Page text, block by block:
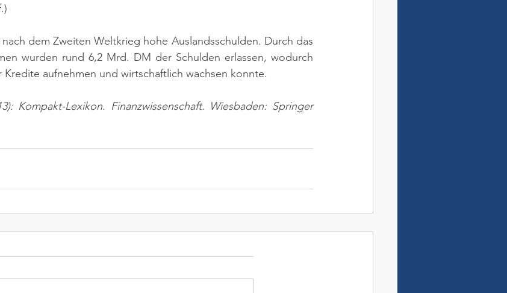
dem Zweiten Weltkrieg hohe Auslandsschulden. Durch das
wurden rund 6,2 Mrd. DM der Schulden erlassen, wodurch
aufnehmen und wirtschaftlich wachsen konnte.
Kompakt-Lexikon. Finanzwissenschaft. Wiesbaden: Springer